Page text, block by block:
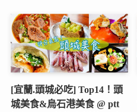
[宜蘭.頭城必吃] Top14！頭
城美食&烏石港美食 @ ptt